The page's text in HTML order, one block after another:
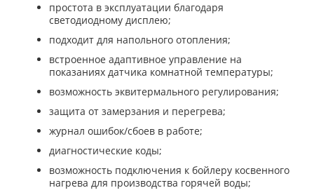
простота в эксплуатации благодаря
светодиодному дисплею;
подходит для напольного отопления;
встроенное адаптивное управление на
показаниях датчика комнатной температуры;
возможность эквитермального регулирования;
защита от замерзания и перегрева;
журнал ошибок/сбоев в работе;
диагностические коды;
возможность подключения к бойлеру косвенного
нагрева для производства горячей воды;